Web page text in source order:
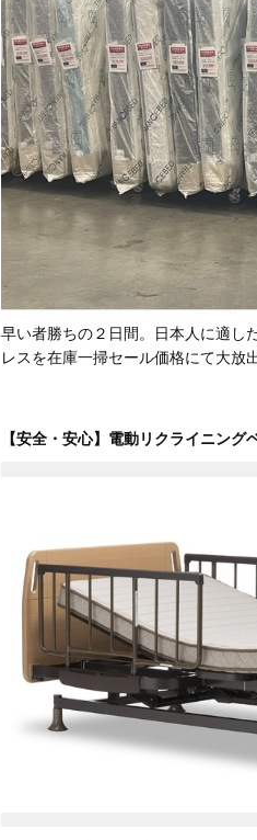
早い者勝ちの２日間。日本人に適し
レスを在庫一掃セール価格にて大放出
【安全・安心】電動リクライニング